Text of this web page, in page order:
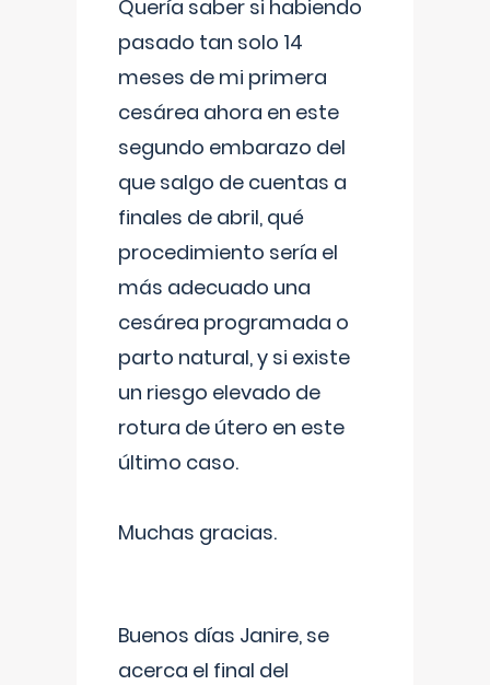
Quería saber si habiendo
pasado tan solo 14
meses de mi primera
cesárea ahora en este
segundo embarazo del
que salgo de cuentas a
finales de abril, qué
procedimiento sería el
más adecuado una
cesárea programada o
parto natural, y si existe
un riesgo elevado de
rotura de útero en este
último caso.
Muchas gracias.
Buenos días Janire, se
acerca el final del